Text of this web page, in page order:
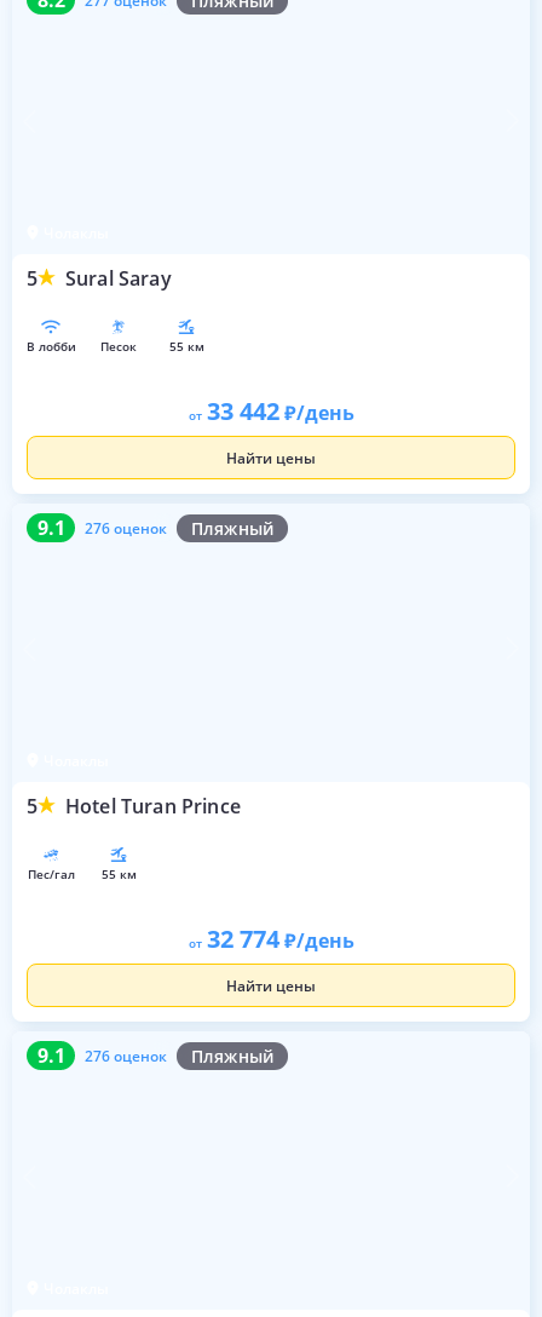
5 Sural Saray
в лобби песок 55 км
от 33 442 /день
Найти цены
9.1 276 оценок Пляжный
5 Hotel Turan Prince
9.1 276 оценок
пес/гал 55 км
от 32 774 /день
Найти цены
9.1 276 оценок Пляжный
9.1 276 оценок